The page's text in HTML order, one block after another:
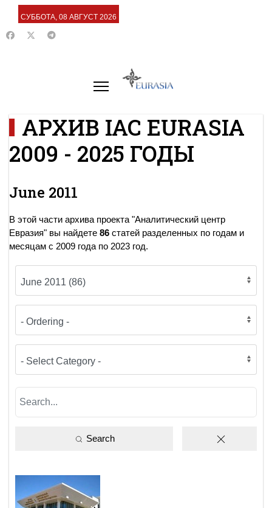
СУББОТА, 08 АВГУСТ 2026
АРХИВ IAC EURASIA
2009 - 2025 ГОДЫ
June 2011
В этой части архива проекта "Аналитический центр
Евразия" вы найдете 86 статей разделенных по годам и
месяцам с 2009 года по 2023 год.
Search